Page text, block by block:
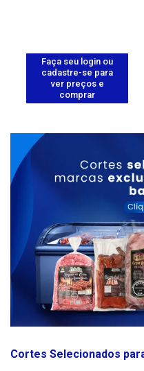
Faça seu login ou
cadastre-se para
ver preços e
comprar
Cortes Selecionados